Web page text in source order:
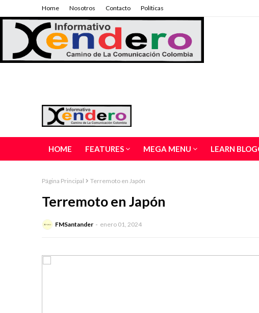
Home Nosotros Contacto Políticas
HOME FEATURES MEGA MENU LEARN
Página Principal Terremoto en Japón
Terremoto en Japón
FMSantander enero 01, 2024